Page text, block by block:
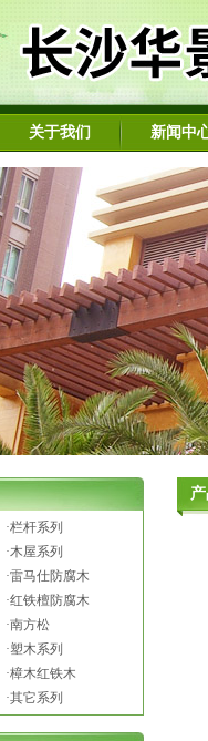
关于我们 新闻中
·栏杆系列
·木屋系列
·雷马仕防腐木
·红铁檀防腐木
·南方松
·塑木系列
·樟木红铁木
·其它系列